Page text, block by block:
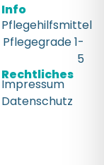
Info
Pflegehilfsmittel
Pflegegrade 1-
5
Rechtliches
Impressum
Datenschutz